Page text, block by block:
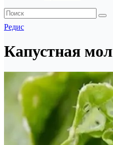
Редис
Капустная